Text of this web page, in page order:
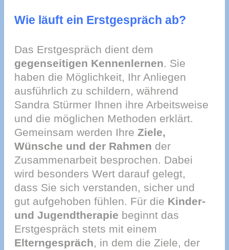
Wie läuft ein Erstgespräch ab?
Das Erstgespräch dient dem
gegenseitigen Kennenlernen. Sie
haben die Möglichkeit, Ihr Anliegen
ausführlich zu schildern, während
Sandra Stürmer Ihnen ihre Arbeitsweise
und die möglichen Methoden erklärt.
Gemeinsam werden Ihre Ziele,
Wünsche und der Rahmen der
Zusammenarbeit besprochen. Dabei
wird besonders Wert darauf gelegt,
dass Sie sich verstanden, sicher und
gut aufgehoben fühlen. Für die Kinder-
und Jugendtherapie beginnt das
Erstgespräch stets mit einem
Elterngespräch, in dem die Ziele, der